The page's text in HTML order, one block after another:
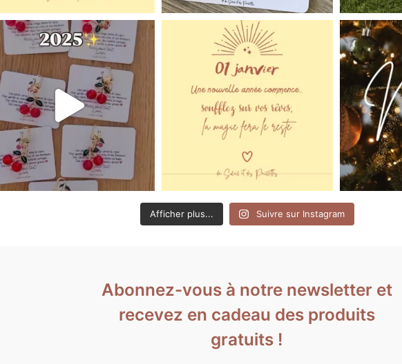
Afficher plus... Suivre sur Instagram
Abonnez-vous à notre newsletter et
recevez en cadeau des produits
gratuits !